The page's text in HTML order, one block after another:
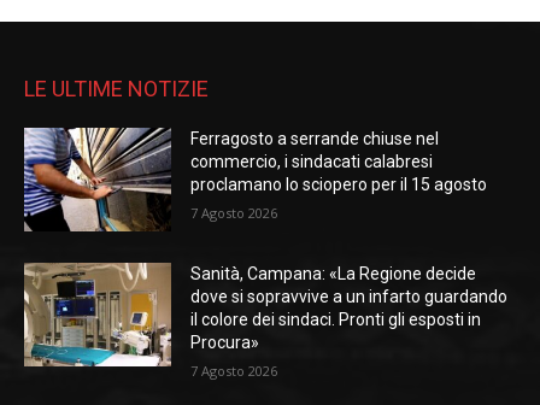
LE ULTIME NOTIZIE
Ferragosto a serrande chiuse nel
commercio, i sindacati calabresi
proclamano lo sciopero per il 15 agosto
7 Agosto 2026
Sanità, Campana: «La Regione decide
dove si sopravvive a un infarto guardando
il colore dei sindaci. Pronti gli esposti in
Procura»
7 Agosto 2026